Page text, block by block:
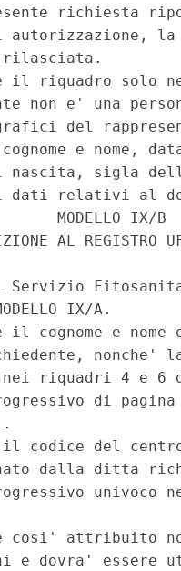
richiesta
autorizzazione,
il riquadro solo
non e' una
del
e nome,
nascita, sigla
dati relativi al
MODELLO IX/B
AL REGISTRO
IX/A.
il cognome e
nonche'
riquadri 4 e 6
di pagina
codice del
dalla ditta
univoco
cosi' attribuito
e dovra' essere